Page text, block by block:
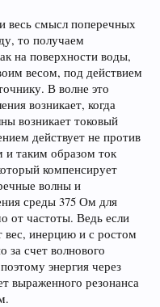
весь смысл поперечных
то получаем
на поверхности воды,
весом, под действием
В волне это
возникает, когда
возникает токовый
действует не против
и таким образом ток
компенсирует
волны и
среды 375 Ом для
от частоты. Ведь если
вес, инерцию и с ростом
за счет волнового
энергия через
выраженного резонанса